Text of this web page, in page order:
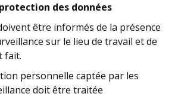
des données
être informés de la présence
sur le lieu de travail et de
fait.
personnelle captée par les
doit être traitée